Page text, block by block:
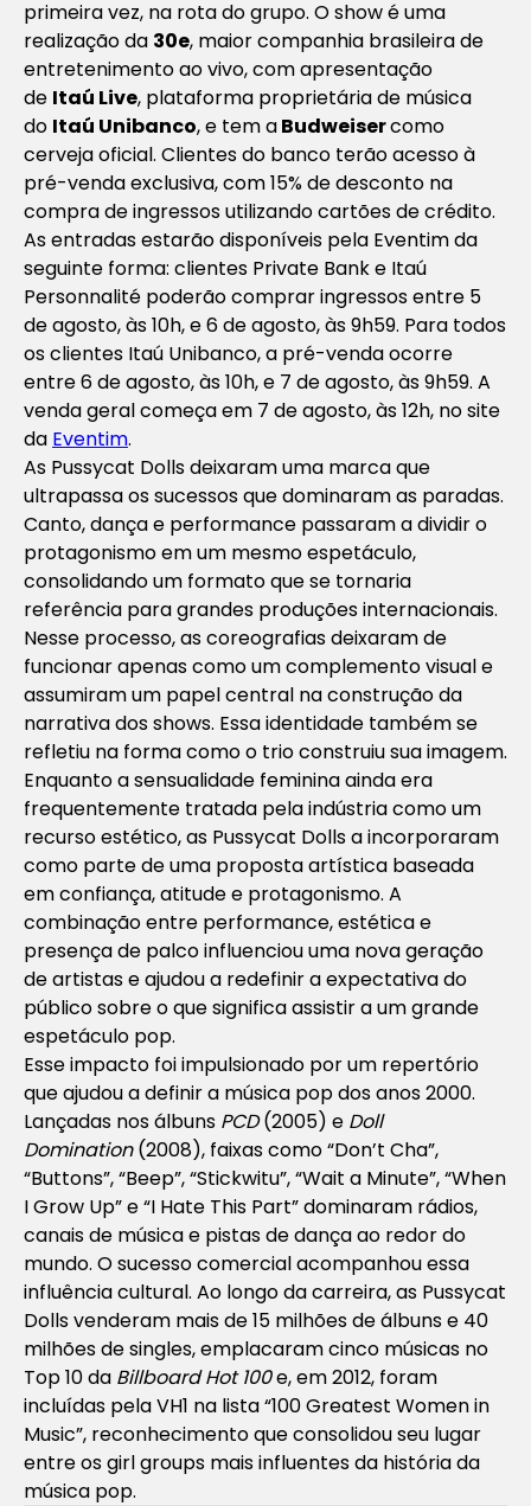
primeira vez, na rota do grupo. O show é uma
realização da 30e, maior companhia brasileira de
entretenimento ao vivo, com apresentação
de Itaú Live, plataforma proprietária de música
do Itaú Unibanco, e tem aBudweisercomo
cerveja oficial. Clientes do banco terão acesso à
pré-venda exclusiva, com 15% de desconto na
compra de ingressos utilizando cartões de crédito.
As entradas estarão disponíveis pela Eventim da
seguinte forma: clientes Private Bank e Itaú
Personnalité poderão comprar ingressos entre 5
de agosto, às 10h, e 6 de agosto, às 9h59. Para todos
os clientes Itaú Unibanco, a pré-venda ocorre
entre 6 de agosto, às 10h, e 7 de agosto, às 9h59. A
venda geral começa em 7 de agosto, às 12h, no site
da Eventim.
As Pussycat Dolls deixaram uma marca que
ultrapassa os sucessos que dominaram as paradas.
Canto, dança e performance passaram a dividir o
protagonismo em um mesmo espetáculo,
consolidando um formato que se tornaria
referência para grandes produções internacionais.
Nesse processo, as coreografias deixaram de
funcionar apenas como um complemento visual e
assumiram um papel central na construção da
narrativa dos shows. Essa identidade também se
refletiu na forma como o trio construiu sua imagem.
Enquanto a sensualidade feminina ainda era
frequentemente tratada pela indústria como um
recurso estético, as Pussycat Dolls a incorporaram
como parte de uma proposta artística baseada
em confiança, atitude e protagonismo. A
combinação entre performance, estética e
presença de palco influenciou uma nova geração
de artistas e ajudou a redefinir a expectativa do
público sobre o que significa assistir a um grande
espetáculo pop.
Esse impacto foi impulsionado por um repertório
que ajudou a definir a música pop dos anos 2000.
Lançadas nos álbuns PCD(2005) e Doll
Domination(2008), faixas como “Don’t Cha”,
“Buttons”, “Beep”, “Stickwitu”, “Wait a Minute”, “When
I Grow Up” e “I Hate This Part” dominaram rádios,
canais de música e pistas de dança ao redor do
mundo. O sucesso comercial acompanhou essa
influência cultural. Ao longo da carreira, as Pussycat
Dolls venderam mais de 15 milhões de álbuns e 40
milhões de singles, emplacaram cinco músicas no
Top 10 da Billboard Hot 100e, em 2012, foram
incluídas pela VH1 na lista “100 Greatest Women in
Music”, reconhecimento que consolidou seu lugar
entre os girl groups mais influentes da história da
música pop.